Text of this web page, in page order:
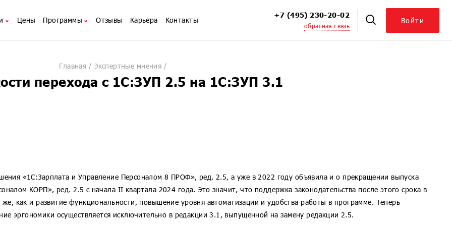
Автоматизация МСФО
1С
Цены Программы
Страховой Компании
8
организации КОРП
1С:Зарплата и управление персоналом 8
1С:Управление холдингом 8
1С:ERP Управление предприятием
1С:Корпорация
Отзывы Карьера Контакты
+7 (495) 230-20-02
обратная связь
Войти
Главная Экспертные мнения
перехода с 1С:ЗУП 2.5 на 1С:ЗУП 3.1
«1С:Зарплата и Управление Персоналом 8 ПРОФ», ред. 2.5, а уже в 2022 году объявила и о прекращении выпуска
КОРП», ред. 2.5 с начала II квартала 2024 года. Это значит, что поддержка законодательства после этого срока в
как и развитие функциональности, повышение уровня автоматизации и удобства работы в программе. Теперь
эргономики осуществляется исключительно в редакции 3.1, выпущенной на замену редакции 2.5.